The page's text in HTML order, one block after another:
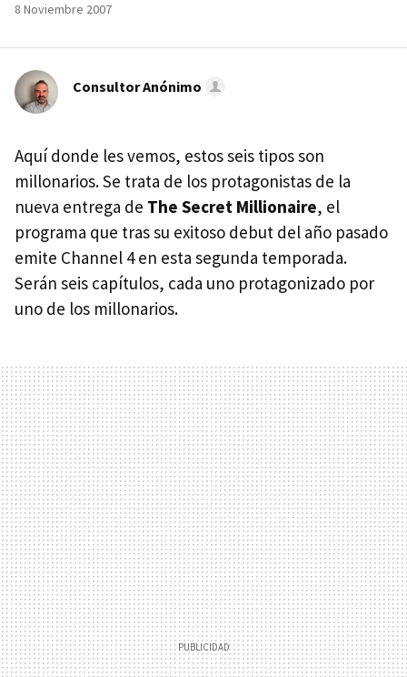
8 Noviembre 2007
Consultor Anónimo
Aquí donde les vemos, estos seis tipos son
millonarios. Se trata de los protagonistas de la
nueva entrega de The Secret Millionaire, el
programa que tras su exitoso debut del año pasado
emite Channel 4 en esta segunda temporada.
Serán seis capítulos, cada uno protagonizado por
uno de los millonarios.